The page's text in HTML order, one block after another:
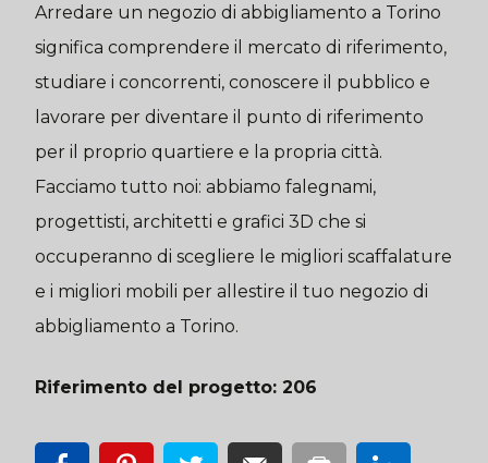
Arredare un negozio di abbigliamento a Torino
significa comprendere il mercato di riferimento,
studiare i concorrenti, conoscere il pubblico e
lavorare per diventare il punto di riferimento
per il proprio quartiere e la propria città.
Facciamo tutto noi: abbiamo falegnami,
progettisti, architetti e grafici 3D che si
occuperanno di scegliere le migliori scaffalature
e i migliori mobili per allestire il tuo negozio di
abbigliamento a Torino.
Riferimento del progetto: 206